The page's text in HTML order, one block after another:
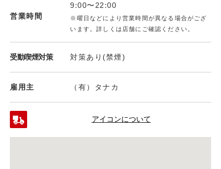
営業時間
9:00〜22:00
※曜日などにより営業時間が異なる場合がござ
います。詳しくは店舗にご確認ください。
受動喫煙対策 対策あり(禁煙)
雇用主 （有）タナカ
アイコンについて